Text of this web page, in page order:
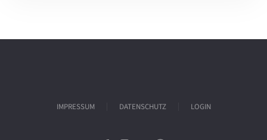
IMPRESSUM DATENSCHUTZ LOGIN